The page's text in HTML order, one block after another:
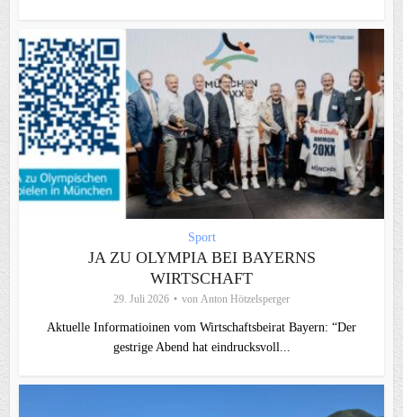
Sport
JA ZU OLYMPIA BEI BAYERNS
WIRTSCHAFT
29. Juli 2026 von Anton Hötzelsperger
Aktuelle Informatioinen vom Wirtschaftsbeirat Bayern: “Der
gestrige Abend hat eindrucksvoll...